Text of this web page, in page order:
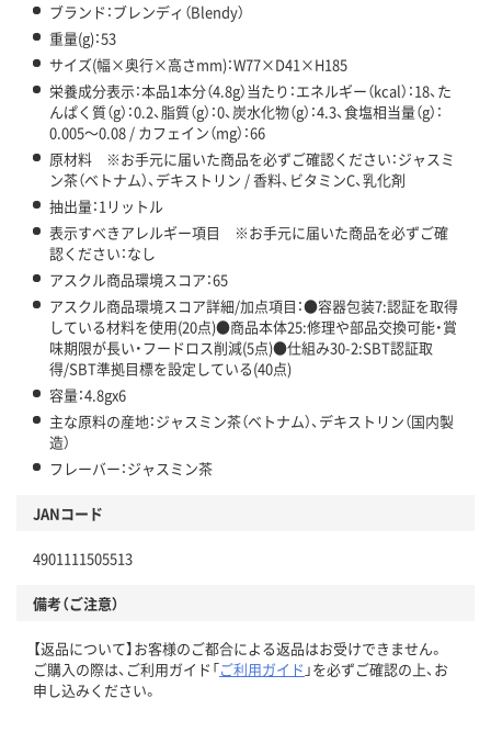
ブランド：ブレンディ（Blendy）
重量(g)：53
サイズ(幅×奥行×高さmm)：W77×D41×H185
栄養成分表示：本品1本分（4.8g）当たり：エネルギー（kcal）：18、た
んぱく質（g）：0.2、脂質（g）：0、炭水化物（g）：4.3、食塩相当量（g）：
0.005～0.08 / カフェイン（mg）：66
原材料 ※お手元に届いた商品を必ずご確認ください：ジャスミ
ン茶（ベトナム）、デキストリン / 香料、ビタミンC、乳化剤
抽出量：1リットル
表示すべきアレルギー項目 ※お手元に届いた商品を必ずご確
認ください：なし
アスクル商品環境スコア：65
アスクル商品環境スコア詳細/加点項目：●容器包装7:認証を取得
している材料を使用(20点)●商品本体25:修理や部品交換可能・賞
味期限が長い・フードロス削減(5点)●仕組み30-2:SBT認証取
得/SBT準拠目標を設定している(40点)
容量：4.8gx6
主な原料の産地：ジャスミン茶（ベトナム）、デキストリン（国内製
造）
フレーバー：ジャスミン茶
JANコード
4901111505513
備考（ご注意）
【返品について】お客様のご都合による返品はお受けできません。
ご購入の際は、ご利用ガイド「ご利用ガイド 」を必ずご確認の上、お
申し込みください。